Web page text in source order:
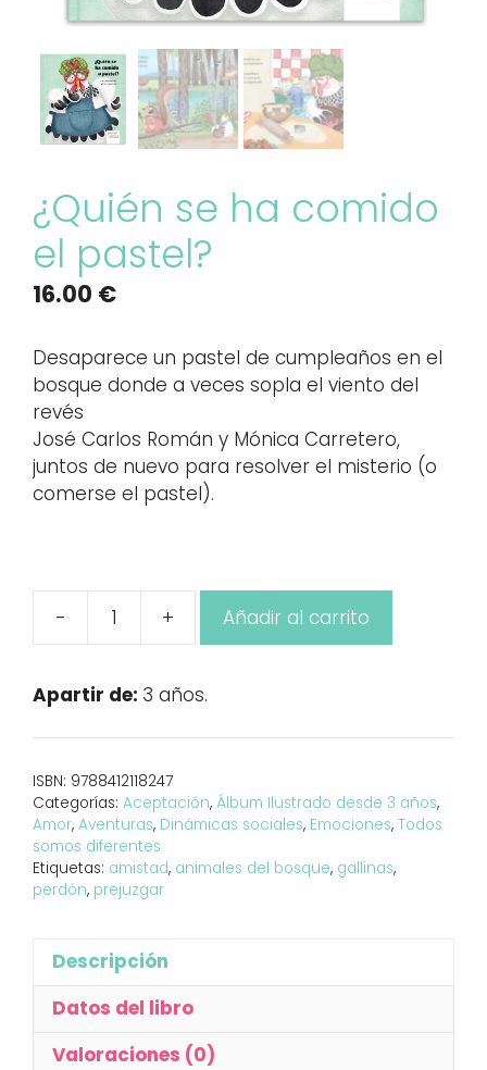
¿Quién se ha comido
el pastel?
16.00 €
Desaparece un pastel de cumpleaños en el
bosque donde a veces sopla el viento del
revés
José Carlos Román y Mónica Carretero,
juntos de nuevo para resolver el misterio (o
comerse el pastel).
-
¿Quién
ha
el
cantidad
+ Añadir al carrito
Apartir de: 3 años.
ISBN: 9788412118247
Categorías: Aceptación, Álbum Ilustrado desde 3 años,
Amor, Aventuras, Dinámicas sociales, Emociones, Todos
somos diferentes
Etiquetas: amistad, animales del bosque, gallinas,
perdón, prejuzgar
Descripción
Datos del libro
Valoraciones (0)